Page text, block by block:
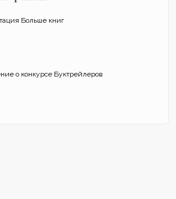
Больше книг
о конкурсе Буктрейлеров